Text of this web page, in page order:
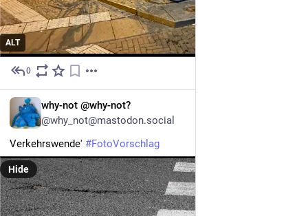
ALT
0
why-not @why-not?
@why_not@mastodon.social
Verkehrswende' #FotoVorschlag
Hide